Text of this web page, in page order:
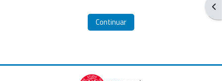
Continuar